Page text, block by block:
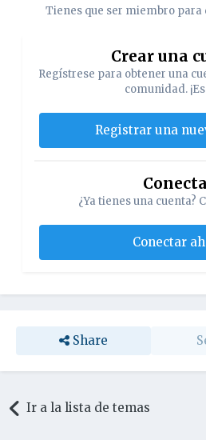
Tienes que ser miembro
Crear una
Regístrese para obtener una
comunidad.
Registrar una
¿Ya tienes una cuenta?
Conectar
Share
Ir a la lista de temas